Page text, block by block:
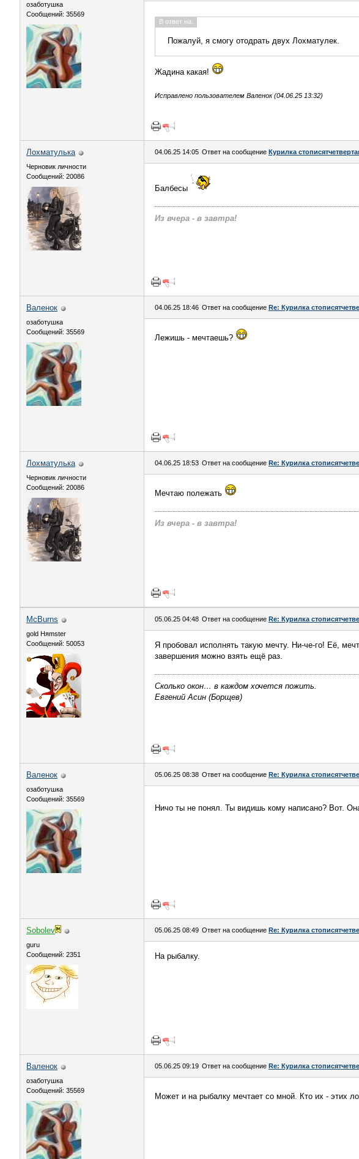
озаботушка
Сообщений: 35569
В ответ на:
Пожалуй, я смогу отодрать двух Лохматулек.
Жадина какая!
Исправлено пользователем Валенок (04.06.25 13:32)
Лохматулька
Черновик личности
Сообщений: 20086
04.06.25 14:05 Ответ на сообщение Курилка
Балбесы
Из вчера - в завтра!
Валенок
озаботушка
Сообщений: 35569
04.06.25 18:46 Ответ на сообщение Re: Курилка
Лежишь - мечтаешь?
Лохматулька
Черновик личности
Сообщений: 20086
04.06.25 18:53 Ответ на сообщение Re: Курилка
Мечтаю полежать
Из вчера - в завтра!
McBurns
gold Няmster
Сообщений: 50053
05.06.25 04:48 Ответ на сообщение Re: Курилка
Я пробовал исполнять такую мечту. Ни-че-го! Её,
завершения можно взять ещё раз.
Сколько окон… в каждом хочется пожить.
Евгений Асин (Борщев)
Валенок
озаботушка
Сообщений: 35569
05.06.25 08:38 Ответ на сообщение Re: Курилка
Ничо ты не понял. Ты видишь кому написано? Вот.
Sоbоlev
guru
Сообщений: 2351
05.06.25 08:49 Ответ на сообщение Re: Курилка
На рыбалку.
Валенок
озаботушка
Сообщений: 35569
05.06.25 09:19 Ответ на сообщение Re: Курилка
Может и на рыбалку мечтает со мной. Кто их - этих